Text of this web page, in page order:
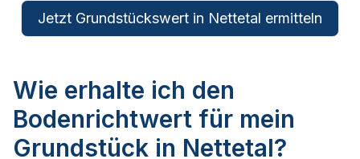
Jetzt Grundstückswert in Nettetal ermitteln
Wie erhalte ich den
Bodenrichtwert für mein
Grundstück in Nettetal?